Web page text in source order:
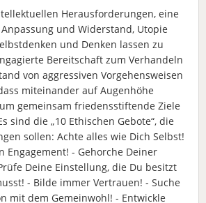
Herausforderungen, eine
und Widerstand, Utopie
und Denken lassen zu
Bereitschaft zum Verhandeln
von aggressiven Vorgehensweisen
miteinander auf Augenhöhe
gemeinsam friedensstiftende Ziele
sind die „10 Ethischen Gebote“, die
sollen: Achte alles wie Dich Selbst!
Engagement! - Gehorche Deiner
Deine Einstellung, die Du besitzt
- Bilde immer Vertrauen! - Suche
mit dem Gemeinwohl! - Entwickle